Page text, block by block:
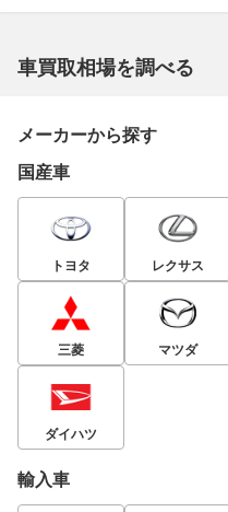
車買取相場を調べる
メーカーから探す
国産車
トヨタ レクサス
三菱 マツダ
ダイハツ
輸入車